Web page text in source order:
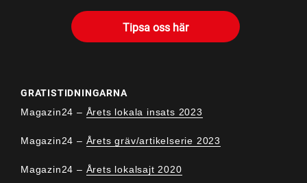
Tipsa oss här
GRATISTIDNINGARNA
Magazin24 – Årets lokala insats 2023
Magazin24 – Årets gräv/artikelserie 2023
Magazin24 – Årets lokalsajt 2020